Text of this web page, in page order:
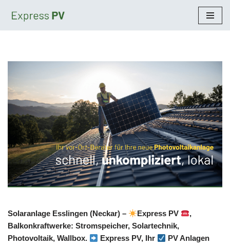
Solaranlage Esslingen (Neckar) – Express PV
,
Balkonkraftwerke: Stromspeicher, Solartechnik,
Photovoltaik, Wallbox.
Express PV, Ihr
PV Anlagen